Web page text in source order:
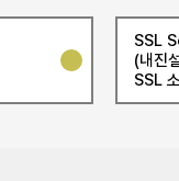
SSL
(내진
SSL